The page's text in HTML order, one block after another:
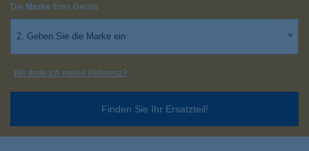
Die Marke Ihres Geräts
2. Geben Sie die Marke ein
Finden Sie Ihr Ersatzteil!
Wo finde ich meine Referenz?